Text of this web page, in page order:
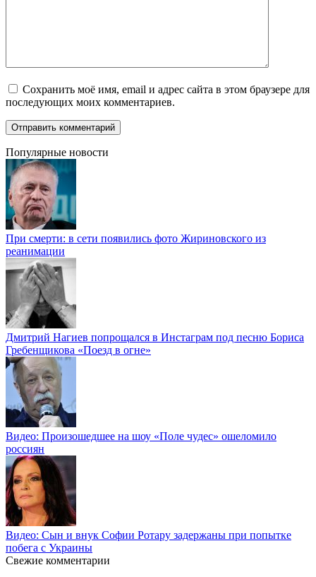
Сохранить моё имя, email и адрес сайта в этом браузере для
последующих моих комментариев.
Популярные новости
При смерти: в сети появились фото Жириновского из
реанимации
Дмитрий Нагиев попрощался в Инстаграм под песню Бориса
Гребенщикова «Поезд в огне»
Видео: Произошедшее на шоу «Поле чудес» ошеломило
россиян
Видео: Сын и внук Софии Ротару задержаны при попытке
побега с Украины
Свежие комментарии